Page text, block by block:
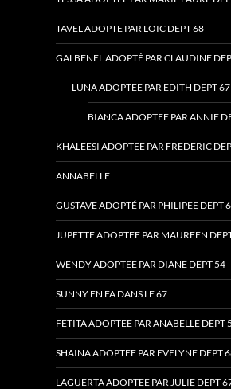
TAVEL ADOPTE PAR LOIC DEPT 68
GALBENEL ADOPTÉ PAR CLAUDINE
LUNA ADOPTEE PAR EDITH DEPT 67
BIANCA ADOPTEE PAR ANNIE
KHALEESI ADOPTEE PAR FREDERIC
ANNABELLE
GUSTAVE ADOPTÉ PAR PHILIPEE DEPT
JUPETTE ADOPTEE PAR MAUREEN
WENDY ADOPTEE PAR DIANE DEPT 54
SUNNY EN FA DANS LE 67
FETITA ADOPTEE PAR ANABELLE DEPT
SHAINA ADOPTEE PAR EVELYNE DEPT
LAGUERTA ADOPTEE PAR JULIE DEPT